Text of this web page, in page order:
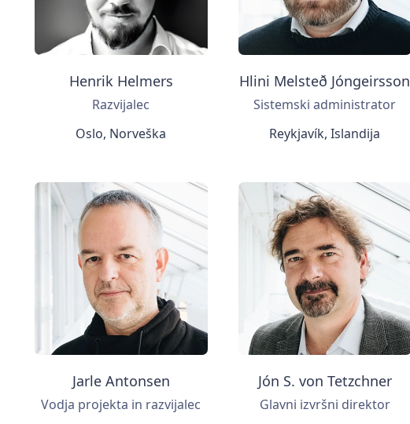
Henrik Helmers
Razvijalec
Oslo, Norveška
Hlini Melsteð Jóngeirsson
Sistemski administrator
Reykjavík, Islandija
Jarle Antonsen
Vodja projekta in razvijalec
Jón S. von Tetzchner
Glavni izvršni direktor